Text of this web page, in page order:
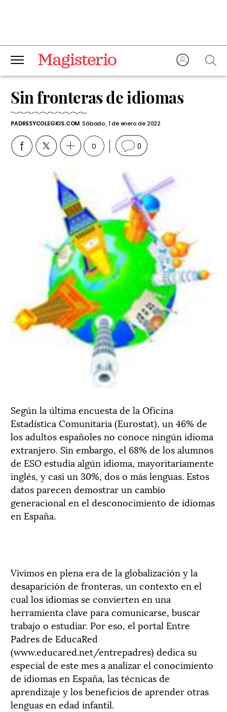
Sin fronteras de idiomas
PADRESYCOLEGIOS.COM Sábado, 1 de enero de 2022
0 0
Según la última encuesta de la Oficina
Estadística Comunitaria (Eurostat), un 46% de
los adultos españoles no conoce ningún idioma
extranjero. Sin embargo, el 68% de los alumnos
de ESO estudia algún idioma, mayoritariamente
inglés, y casi un 30%, dos o más lenguas. Estos
datos parecen demostrar un cambio
generacional en el desconocimiento de idiomas
en España.
Vivimos en plena era de la globalización y la
desaparición de fronteras, un contexto en el
cual los idiomas se convierten en una
herramienta clave para comunicarse, buscar
trabajo o estudiar. Por eso, el portal Entre
Padres de EducaRed
(www.educared.net/entrepadres) dedica su
especial de este mes a analizar el conocimiento
de idiomas en España, las técnicas de
aprendizaje y los beneficios de aprender otras
lenguas en edad infantil.